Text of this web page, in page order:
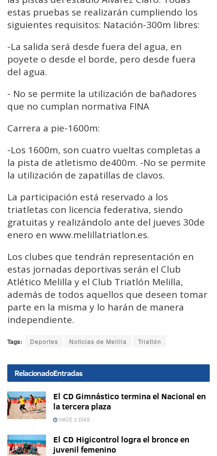
estas pruebas se realizarán cumpliendo los
siguientes requisitos: Natación-300m libres:
-La salida será desde fuera del agua, en
poyete o desde el borde, pero desde fuera
del agua.
- No se permite la utilización de bañadores
que no cumplan normativa FINA
Carrera a pie-1600m:
-Los 1600m, son cuatro vueltas completas a
la pista de atletismo de400m. -No se permite
la utilización de zapatillas de clavos.
La participación está reservado a los
triatletas con licencia federativa, siendo
gratuitas y realizándolo ante del jueves 30de
enero en www.melillatriatlon.es.
Los clubes que tendrán representación en
estas jornadas deportivas serán el Club
Atlético Melilla y el Club Triatlón Melilla,
además de todos aquellos que deseen tomar
parte en la misma y lo harán de manera
independiente.
Tags: Deportes Noticias de Melilla Triatlón
RelacionadoEntradas
El CD Gimnástico termina el Nacional en
la tercera plaza
HACE 2 DÍAS
El CD Higicontrol logra el bronce en
juvenil femenino